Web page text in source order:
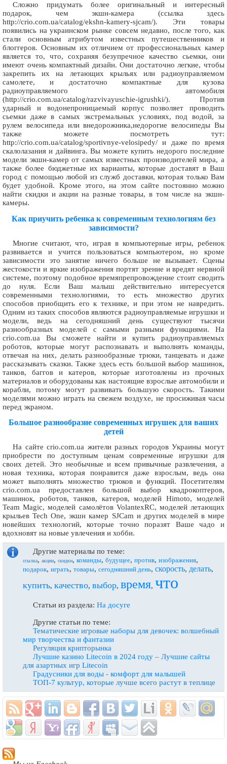
Сложно придумать более оригинальный и интересный
подарок, чем экшн-камера (ссылка здесь
http://crio.com.ua/catalog/ekshn-kamery-sjcam/). Эти товары
появились на украинском рынке совсем недавно, после того, как
стали основным атрибутом известных путешественников и
блоггеров. Основным их отличием от профессиональных камер
является то, что, сохраняя безупречное качество сьемки, они
имеют очень компактный дизайн. Они достаточно легкие, чтобы
закрепить их на летающих крыльях или радиоуправляемом
самолете, и достаточно компактные для кузова
радиоуправляемого автомобиля
(http://crio.com.ua/catalog/razvivayuschie-igrushki/). Против
ударный и водонепроницаемый корпус позволяет проводить
сьемки даже в самых экстремальных условиях, под водой, за
рулем велосипеда или внедорожника,недорогие велосипеды Вы
также можете посмотреть тут:
http://crio.com.ua/catalog/sportivnye-velosipedy/ и даже по время
скалолазания и дайвинга. Вы можете купить недорого последние
модели экшн-камер от самых известных производителей мира, а
также более бюджетные их варианты, которые доставят в Ваш
город с помощью любой из служб доставки, которая только Вам
будет удобной. Кроме этого, на этом сайте постоянно можно
найти скидки и акции на разные товары, в том числе на экшн-
камеры.
Как приучить ребенка к современным технологиям без
зависимости?
Многие считают, что, играя в компьютерные игры, ребенок
развивается и учится пользоваться компьютером, но кроме
зависимости это занятие ничего больше не вызывает. Сцены
жестокости и яркие изображения портят зрение и вредят нервной
системе, поэтому подобное времяпрепровождение стоит сводить
до нуля. Если Ваш малыш действительно интересуется
современными технологиями, то есть множество других
способов приобщить его к технике, и при этом не навредить.
Одним из таких способов являются радиоуправляемые игрушки и
модели, ведь на сегодняшний день существуют тысячи
разнообразных моделей с самыми разными функциями. На
crio.com.ua Вы сможете найти и купить радиоуправляемых
роботов, которые могут распознавать и выполнять команды,
отвечая на них, делать разнообразные трюки, танцевать и даже
рассказывать сказки. Также здесь есть большой выбор машинок,
танков, баггов и катеров, которые изготовлены из прочных
материалов и оборудованы как настоящие взрослые автомобили и
корабли, потому могут развивать большую скорость. Такими
моделями можно играть на свежем воздухе, не просиживая часы
перед экраном.
Большое разнообразие современных игрушек для ваших
детей
На сайте crio.com.ua жители разных городов Украины могут
приобрести по доступным ценам современные игрушки для
своих детей. Это необычные и всем привычные развлечения, а
новая техника, которая понравится даже взрослым, ведь она
может выполнять множество трюков и функций. Посетителям
crio.com.ua предоставлен большой выбор квадрокоптеров,
машинок, роботов, танков, катеров, моделей Himotо, моделей
Team Magic, моделей самолётов VolantexRC, моделей летающих
крыльев Tech One, экшн камер SJCam и других моделей в мире
новейших технологий, которые точно поразят Ваше чадо и
вдохновят на новые увлечения и хобби.
Другие материалы по теме:
ссылка, акции, скидки, команды, будущее, против, изображения,
подарок, играть, товары, сегодняшний день, скорость, делать,
купить, качество, выбор, время, что
Статьи из раздела: На досуге
Другие статьи по теме:
Тематические игровые наборы для девочек: волшебный
мир творчества и фантазии
Регуляция крипторынка
Лучшие казино Litecoin в 2024 году – Лучшие сайты
для азартных игр Litecoin
Градусники для воды - комфорт для малышей
ТОП-7 культур, которые лучше всего растут в теплице